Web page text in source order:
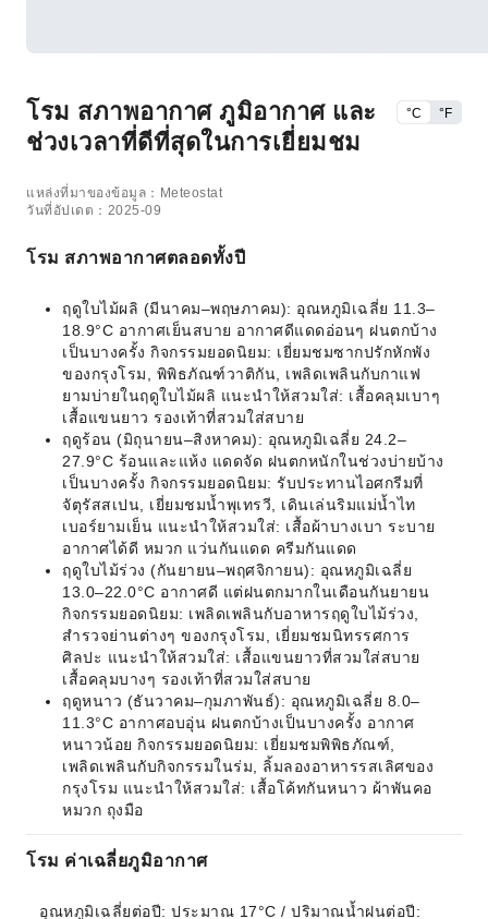
โรม สภาพอากาศ ภูมิอากาศ และ
ช่วงเวลาที่ดีที่สุดในการเยี่ยมชม
°C °F
แหล่งที่มาของข้อมูล：Meteostat
วันที่อัปเดต：2025-09
โรม สภาพอากาศตลอดทั้งปี
ฤดูใบไม้ผลิ (มีนาคม–พฤษภาคม): อุณหภูมิเฉลี่ย 11.3–
18.9°C อากาศเย็นสบาย อากาศดีแดดอ่อนๆ ฝนตกบ้าง
เป็นบางครั้ง กิจกรรมยอดนิยม: เยี่ยมชมซากปรักหักพัง
ของกรุงโรม, พิพิธภัณฑ์วาติกัน, เพลิดเพลินกับกาแฟ
ยามบ่ายในฤดูใบไม้ผลิ แนะนำให้สวมใส่: เสื้อคลุมเบาๆ
เสื้อแขนยาว รองเท้าที่สวมใส่สบาย
ฤดูร้อน (มิถุนายน–สิงหาคม): อุณหภูมิเฉลี่ย 24.2–
27.9°C ร้อนและแห้ง แดดจัด ฝนตกหนักในช่วงบ่ายบ้าง
เป็นบางครั้ง กิจกรรมยอดนิยม: รับประทานไอศกรีมที่
จัตุรัสสเปน, เยี่ยมชมน้ำพุเทรวี, เดินเล่นริมแม่น้ำไท
เบอร์ยามเย็น แนะนำให้สวมใส่: เสื้อผ้าบางเบา ระบาย
อากาศได้ดี หมวก แว่นกันแดด ครีมกันแดด
ฤดูใบไม้ร่วง (กันยายน–พฤศจิกายน): อุณหภูมิเฉลี่ย
13.0–22.0°C อากาศดี แต่ฝนตกมากในเดือนกันยายน
กิจกรรมยอดนิยม: เพลิดเพลินกับอาหารฤดูใบไม้ร่วง,
สำรวจย่านต่างๆ ของกรุงโรม, เยี่ยมชมนิทรรศการ
ศิลปะ แนะนำให้สวมใส่: เสื้อแขนยาวที่สวมใส่สบาย
เสื้อคลุมบางๆ รองเท้าที่สวมใส่สบาย
ฤดูหนาว (ธันวาคม–กุมภาพันธ์): อุณหภูมิเฉลี่ย 8.0–
11.3°C อากาศอบอุ่น ฝนตกบ้างเป็นบางครั้ง อากาศ
หนาวน้อย กิจกรรมยอดนิยม: เยี่ยมชมพิพิธภัณฑ์,
เพลิดเพลินกับกิจกรรมในร่ม, ลิ้มลองอาหารรสเลิศของ
กรุงโรม แนะนำให้สวมใส่: เสื้อโค้ทกันหนาว ผ้าพันคอ
หมวก ถุงมือ
โรม ค่าเฉลี่ยภูมิอากาศ
อุณหภูมิเฉลี่ยต่อปี: ประมาณ 17°C / ปริมาณน้ำฝนต่อปี: